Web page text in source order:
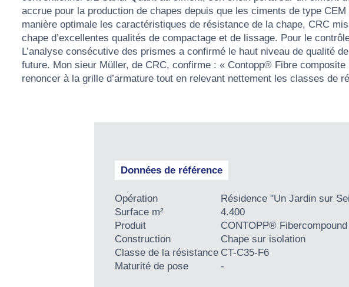
accrue pour la production de chapes depuis que les ciments de type
manière optimale les caractéristiques de résistance de la chape, CRC
chape d’excellentes qualités de compactage et de lissage. Pour le
L’analyse consécutive des prismes a confirmé le haut niveau de qualité
future. Mon sieur Müller, de CRC, confirme : « Contopp® Fibre
renoncer à la grille d’armature tout en relevant nettement les classes de
Données de référence
Opération
Résidence "Un Jardin sur
Surface m²
4.400
Produit
CONTOPP®
Construction
Chape sur isolation
Classe de la résistance CT-C35-F6
Maturité de pose
-